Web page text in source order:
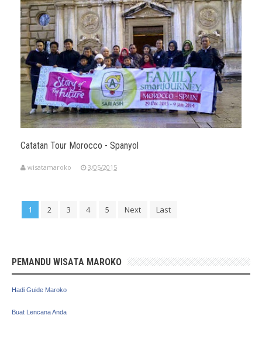
Catatan Tour Morocco - Spanyol
wisatamaroko 3/05/2015
1 2 3 4 5 Next Last
PEMANDU WISATA MAROKO
Hadi Guide Maroko
Buat Lencana Anda